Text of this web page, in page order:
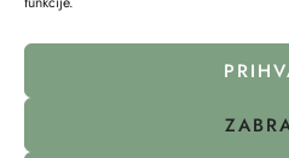
© 2023 – All Right